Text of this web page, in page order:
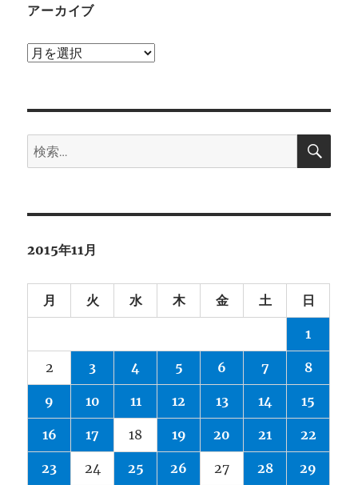
アーカイブ
ア
ブ
検
索:
検
2015年11月
月 火 水 木 金 土 日
1
2 3 4 5 6 7 8
9 10 11 12 13 14 15
16 17 18 19 20 21 22
23 24 25 26 27 28 29